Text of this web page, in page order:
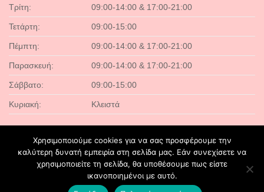
Τρίτη: 09:00-14:00 & 17:00-21:00
Τετάρτη: 09:00-15:00
Πέμπτη: 09:00-14:00 & 17:00-21:00
Παρασκευή: 09:00-14:00 & 17:00-21:00
Σάββατο: 09:00-15:00
Κυριακή: Κλειστά
CONTACT
Χρησιμοποιούμε cookies για να σας προσφέρουμε την
καλύτερη δυνατή εμπειρία στη σελίδα μας. Εάν συνεχίσετε να
χρησιμοποιείτε τη σελίδα, θα υποθέσουμε πως είστε
ικανοποιημένοι με αυτό.